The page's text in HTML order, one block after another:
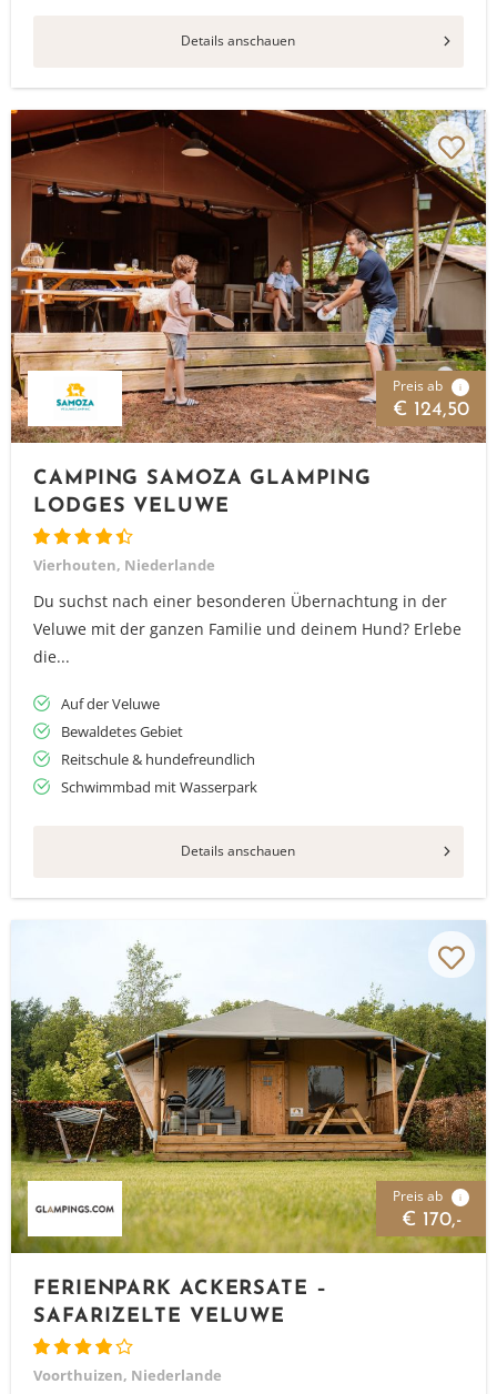
Details anschauen
Preis ab i
€ 124,50
CAMPING SAMOZA GLAMPING
LODGES VELUWE
Vierhouten, Niederlande
Du suchst nach einer besonderen Übernachtung in der
Veluwe mit der ganzen Familie und deinem Hund? Erlebe
die...
Auf der Veluwe
Bewaldetes Gebiet
Reitschule & hundefreundlich
Schwimmbad mit Wasserpark
Details anschauen
Preis ab i
€ 170,-
FERIENPARK ACKERSATE –
SAFARIZELTE VELUWE
Voorthuizen, Niederlande